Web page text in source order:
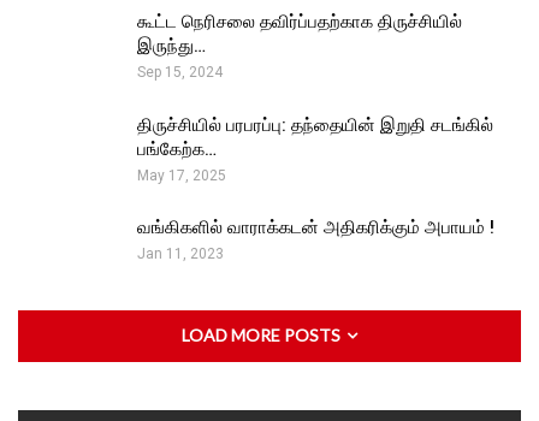
கூட்ட நெரிசலை தவிர்ப்பதற்காக திருச்சியில்
இருந்து…
Sep 15, 2024
திருச்சியில் பரபரப்பு: தந்தையின் இறுதி சடங்கில்
பங்கேற்க…
May 17, 2025
வங்கிகளில் வாராக்கடன் அதிகரிக்கும் அபாயம் !
Jan 11, 2023
LOAD MORE POSTS